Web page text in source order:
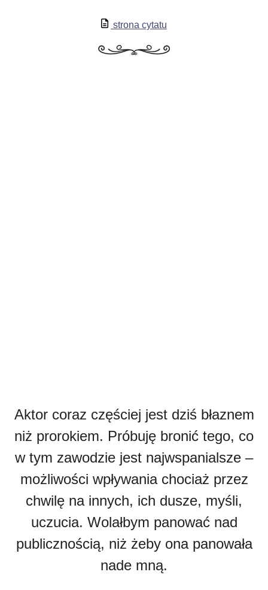
strona cytatu
Aktor coraz częściej jest dziś błaznem
niż prorokiem. Próbuję bronić tego, co
w tym zawodzie jest najwspanialsze –
możliwości wpływania chociaż przez
chwilę na innych, ich dusze, myśli,
uczucia. Wolałbym panować nad
publicznością, niż żeby ona panowała
nade mną.